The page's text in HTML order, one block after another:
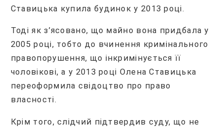
Ставицька купила будинок у 2013 році.
Тоді як з’ясовано, що майно вона придбала у
2005 році, тобто до вчинення кримінального
правопорушення, що інкримінується її
чоловікові, а у 2013 році Олена Ставицька
переоформила свідоцтво про право
власності.
Крім того, слідчий підтвердив суду, що не